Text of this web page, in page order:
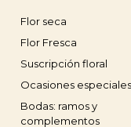
Flor seca
Flor Fresca
Suscripción floral
Ocasiones especiales
Bodas: ramos y
complementos